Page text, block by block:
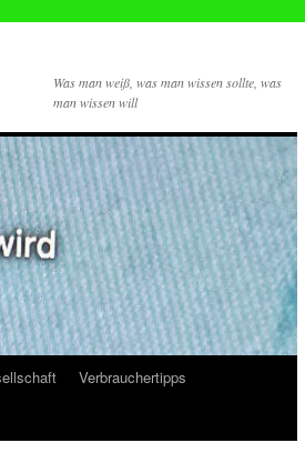
Was man weiß, was man wissen sollte, was
man wissen will
Verbrauchertipps